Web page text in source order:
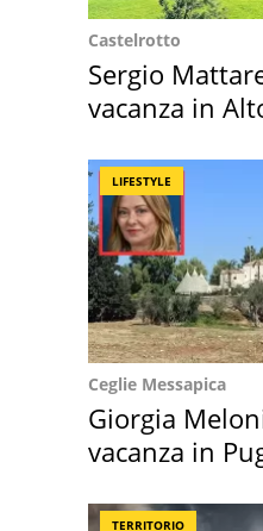
Castelrotto
Sergio
vacanza in
LIFESTYLE
Ceglie Messapica
Giorgia
vacanza in
TERRITORIO